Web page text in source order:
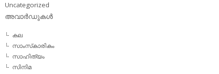
Uncategorized
അവാര്‍ഡുകള്‍
കല
സാംസ്‌കാരികം
സാഹിത്യം
സിനിമ